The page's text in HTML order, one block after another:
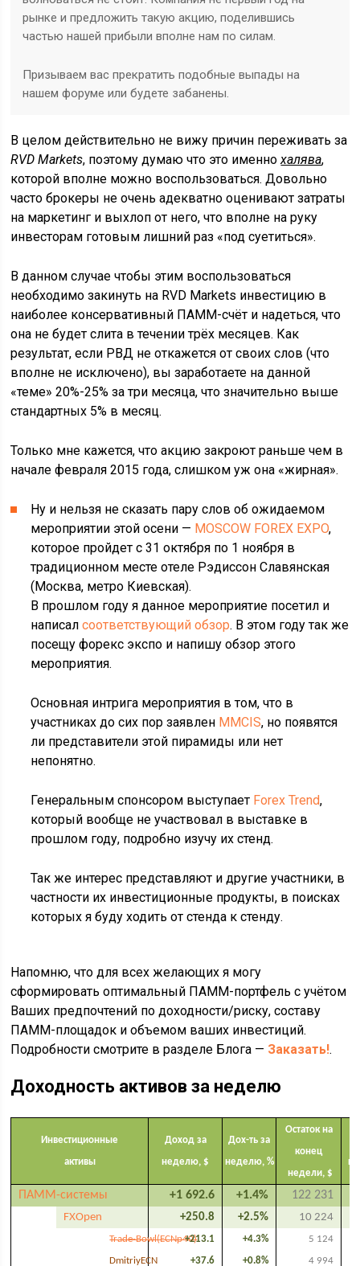
рынке и предложить такую акцию, поделившись
частью нашей прибыли вполне нам по силам.
Призываем вас прекратить подобные выпады на
нашем форуме или будете забанены.
В целом действительно не вижу причин переживать за
RVD Markets, поэтому думаю что это именнохалява,
которой вполне можно воспользоваться. Довольно
часто брокеры не очень адекватно оценивают затраты
на маркетинг и выхлоп от него, что вполне на руку
инвесторам готовым лишний раз «под суетиться».
В данном случае чтобы этим воспользоваться
необходимо закинуть на RVD Markets инвестицию в
наиболее консервативный ПАММ-счёт и надеться, что
она не будет слита в течении трёх месяцев. Как
результат, если РВД не откажется от своих слов (что
вполне не исключено), вы заработаете на данной
«теме» 20%-25% за три месяца, что значительно выше
стандартных 5% в месяц.
Только мне кажется, что акцию закроют раньше чем в
начале февраля 2015 года, слишком уж она «жирная».
Ну и нельзя не сказать пару слов об ожидаемом
мероприятии этой осени — MOSCOW FOREX EXPO,
которое пройдет с 31 октября по 1 ноября в
традиционном месте отеле Рэдиссон Славянская
(Москва, метро Киевская).
В прошлом году я данное мероприятие посетил и
написалсоответствующий обзор. В этом году так же
посещу форекс экспо и напишу обзор этого
мероприятия.
Основная интрига мероприятия в том, что в
участниках до сих пор заявлен MMCIS, но появятся
ли представители этой пирамиды или нет
непонятно.
Генеральным спонсором выступает Forex Trend,
который вообще не участвовал в выставке в
прошлом году, подробно изучу их стенд.
Так же интерес представляют и другие участники, в
частности их инвестиционные продукты, в поисках
которых я буду ходить от стенда к стенду.
Напомню, что для всех желающих я могу
сформировать оптимальный ПАММ-портфель с учётом
Ваших предпочтений по доходности/риску, составу
ПАММ-площадок и объемом ваших инвестиций.
Подробности смотрите в разделе Блога — Заказать!.
Доходность активов за неделю
Инвестиционные
активы
Доход за
неделю, $
Дох-ть за
неделю, %
Остаток на
конец
недели, $
ПАММ-системы +1 692.6 +1.4% 122 231
FXOpen +250.8 +2.5% 10 224
Trade-Bowl(ECNp40)+213.1 +4.3% 5 124
DmitriyECN +37.6 +0.8% 4 994